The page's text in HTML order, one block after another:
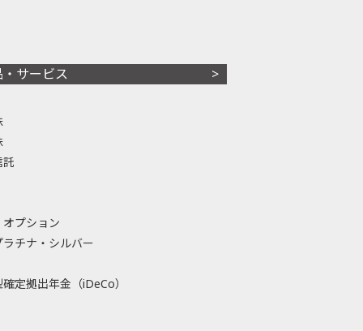
・サービス
託
プション
ラチナ・シルバー
定拠出年金（iDeCo）